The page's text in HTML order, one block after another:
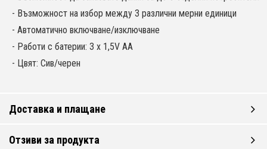
- Възможност на избор между 3 различни мерни единици
- Автоматично включване/изключване
- Работи с батерии: 3 x 1,5V AA
- Цвят: Сив/черен
Доставка и плащане
Отзиви за продукта